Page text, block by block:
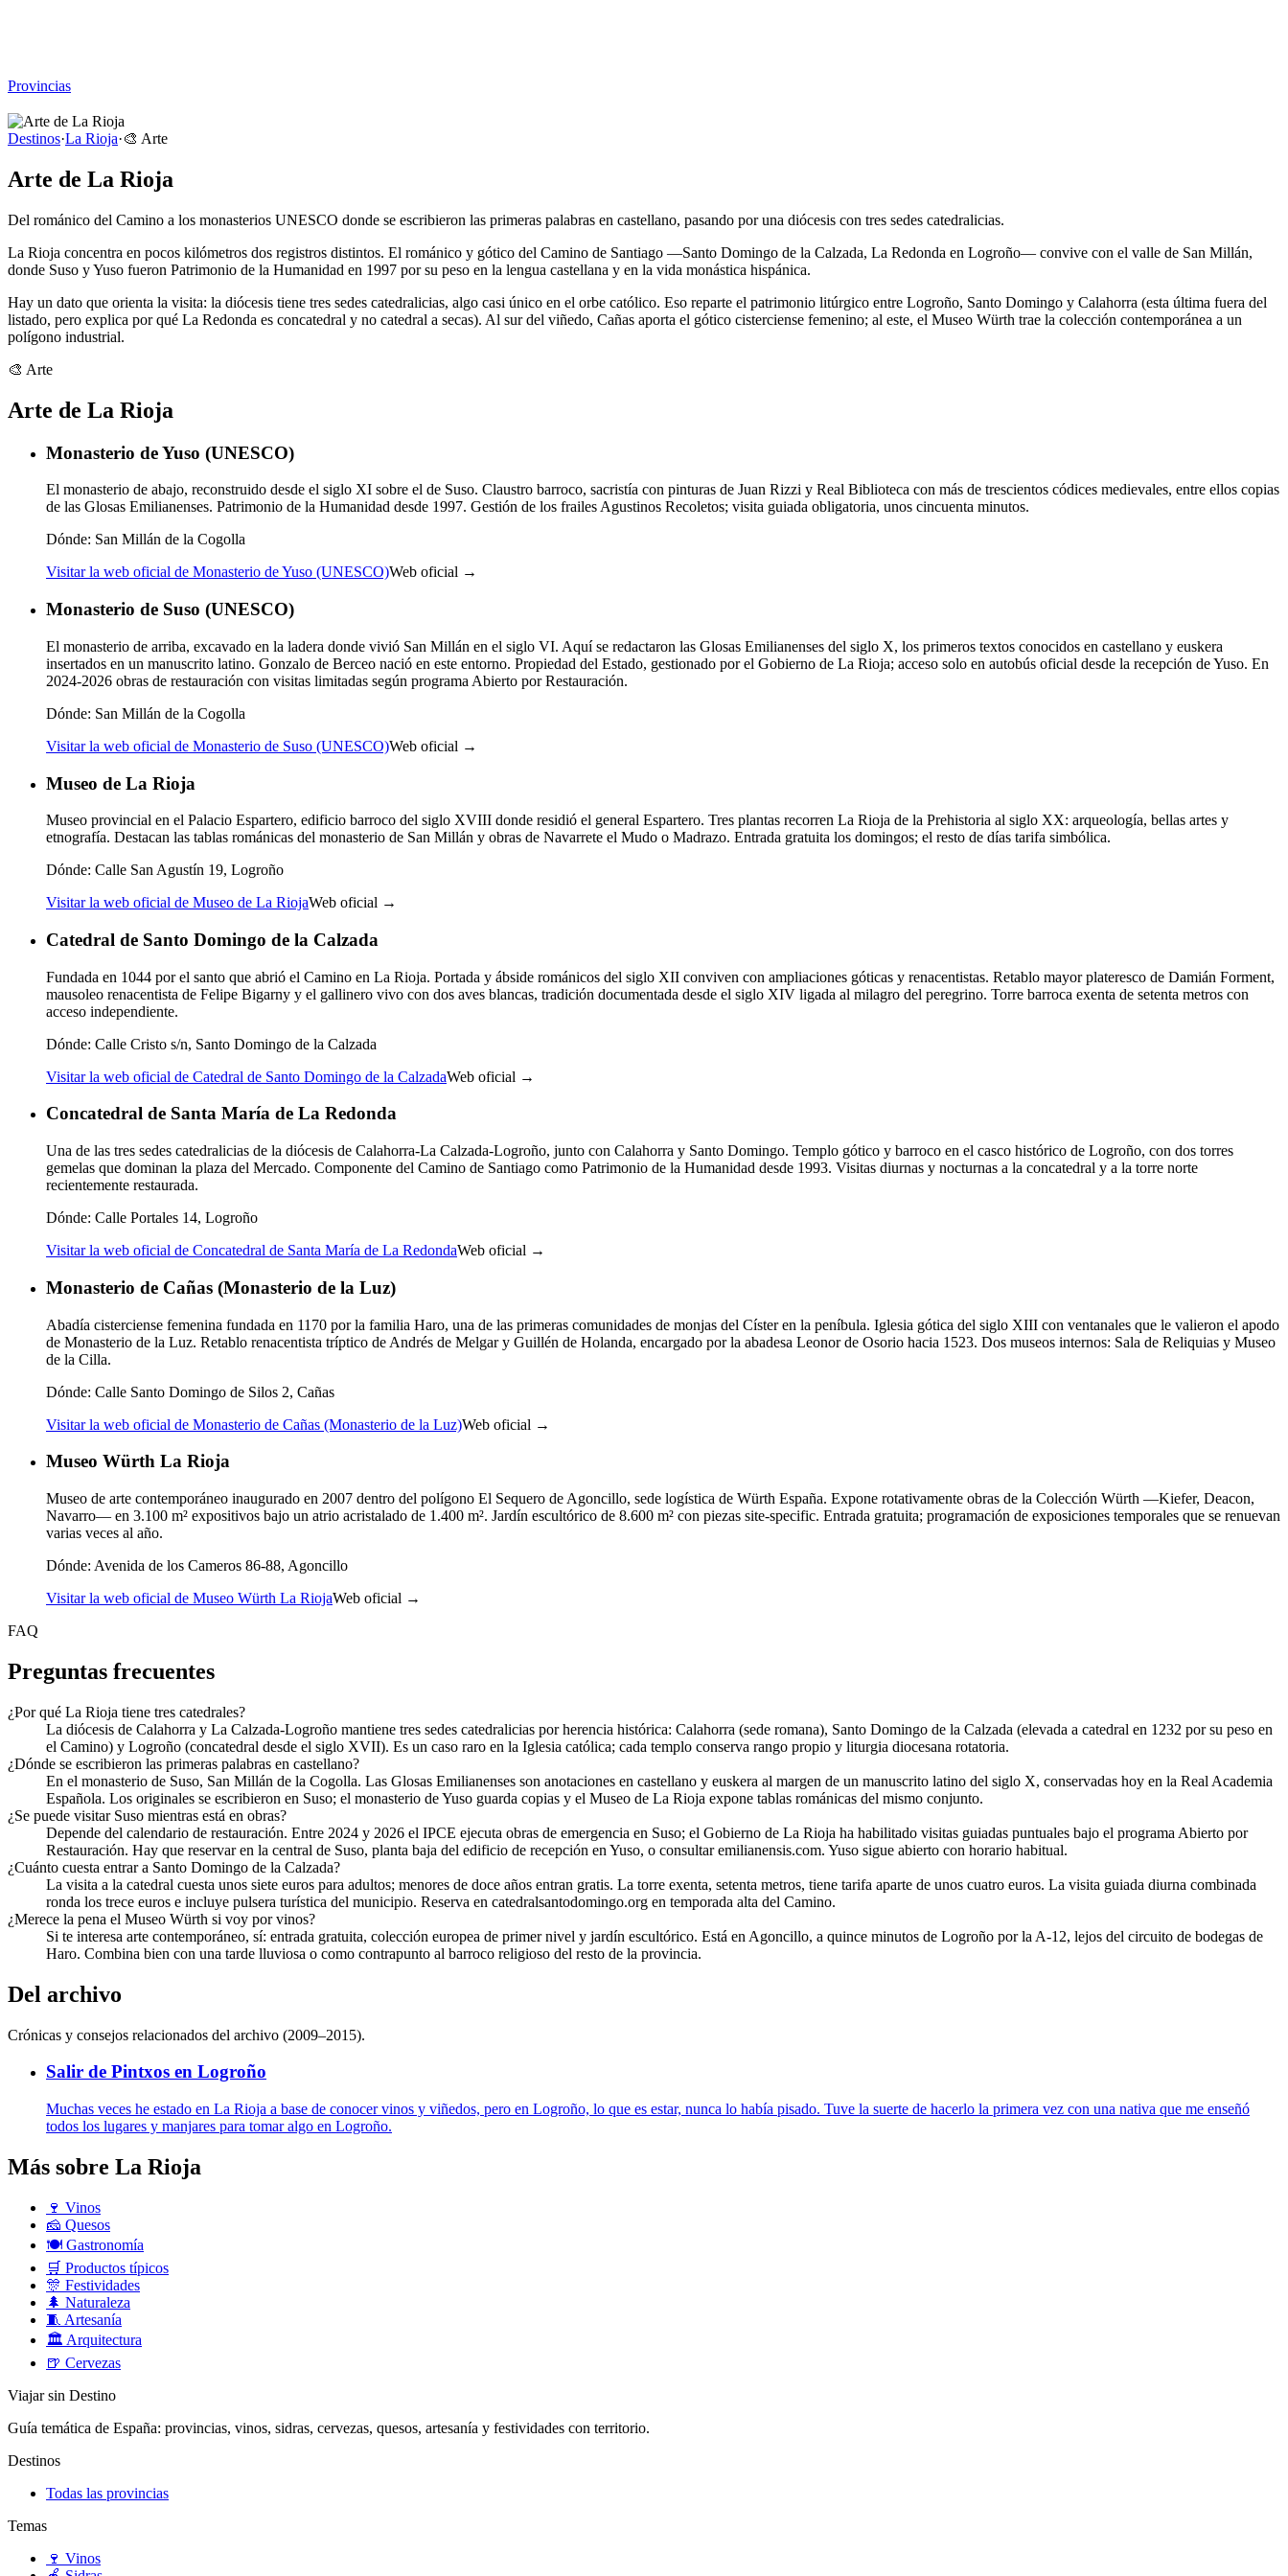
Provincias
Destinos·La Rioja·🎨 Arte
Arte de La Rioja
Del románico del Camino a los monasterios UNESCO donde se escribieron las primeras palabras en castellano, pasando por una diócesis con tres sedes catedralicias.
La Rioja concentra en pocos kilómetros dos registros distintos. El románico y gótico del Camino de Santiago —Santo Domingo de la Calzada, La Redonda en Logroño— convive con el valle de San Millán,
donde Suso y Yuso fueron Patrimonio de la Humanidad en 1997 por su peso en la lengua castellana y en la vida monástica hispánica.
Hay un dato que orienta la visita: la diócesis tiene tres sedes catedralicias, algo casi único en el orbe católico. Eso reparte el patrimonio litúrgico entre Logroño, Santo Domingo y Calahorra (esta última fuera del
listado, pero explica por qué La Redonda es concatedral y no catedral a secas). Al sur del viñedo, Cañas aporta el gótico cisterciense femenino; al este, el Museo Würth trae la colección contemporánea a un
polígono industrial.
🎨 Arte
Arte de La Rioja
Monasterio de Yuso (UNESCO)
El monasterio de abajo, reconstruido desde el siglo XI sobre el de Suso. Claustro barroco, sacristía con pinturas de Juan Rizzi y Real Biblioteca con más de trescientos códices medievales, entre ellos copias
de las Glosas Emilianenses. Patrimonio de la Humanidad desde 1997. Gestión de los frailes Agustinos Recoletos; visita guiada obligatoria, unos cincuenta minutos.
Dónde: San Millán de la Cogolla
Visitar la web oficial de Monasterio de Yuso (UNESCO)Web oficial →
Monasterio de Suso (UNESCO)
El monasterio de arriba, excavado en la ladera donde vivió San Millán en el siglo VI. Aquí se redactaron las Glosas Emilianenses del siglo X, los primeros textos conocidos en castellano y euskera
insertados en un manuscrito latino. Gonzalo de Berceo nació en este entorno. Propiedad del Estado, gestionado por el Gobierno de La Rioja; acceso solo en autobús oficial desde la recepción de Yuso. En
2024-2026 obras de restauración con visitas limitadas según programa Abierto por Restauración.
Dónde: San Millán de la Cogolla
Visitar la web oficial de Monasterio de Suso (UNESCO)Web oficial →
Museo de La Rioja
Museo provincial en el Palacio Espartero, edificio barroco del siglo XVIII donde residió el general Espartero. Tres plantas recorren La Rioja de la Prehistoria al siglo XX: arqueología, bellas artes y
etnografía. Destacan las tablas románicas del monasterio de San Millán y obras de Navarrete el Mudo o Madrazo. Entrada gratuita los domingos; el resto de días tarifa simbólica.
Dónde: Calle San Agustín 19, Logroño
Visitar la web oficial de Museo de La RiojaWeb oficial →
Catedral de Santo Domingo de la Calzada
Fundada en 1044 por el santo que abrió el Camino en La Rioja. Portada y ábside románicos del siglo XII conviven con ampliaciones góticas y renacentistas. Retablo mayor plateresco de Damián Forment,
mausoleo renacentista de Felipe Bigarny y el gallinero vivo con dos aves blancas, tradición documentada desde el siglo XIV ligada al milagro del peregrino. Torre barroca exenta de setenta metros con
acceso independiente.
Dónde: Calle Cristo s/n, Santo Domingo de la Calzada
Visitar la web oficial de Catedral de Santo Domingo de la CalzadaWeb oficial →
Concatedral de Santa María de La Redonda
Una de las tres sedes catedralicias de la diócesis de Calahorra-La Calzada-Logroño, junto con Calahorra y Santo Domingo. Templo gótico y barroco en el casco histórico de Logroño, con dos torres
gemelas que dominan la plaza del Mercado. Componente del Camino de Santiago como Patrimonio de la Humanidad desde 1993. Visitas diurnas y nocturnas a la concatedral y a la torre norte
recientemente restaurada.
Dónde: Calle Portales 14, Logroño
Visitar la web oficial de Concatedral de Santa María de La RedondaWeb oficial →
Monasterio de Cañas (Monasterio de la Luz)
Abadía cisterciense femenina fundada en 1170 por la familia Haro, una de las primeras comunidades de monjas del Císter en la peníbula. Iglesia gótica del siglo XIII con ventanales que le valieron el apodo
de Monasterio de la Luz. Retablo renacentista tríptico de Andrés de Melgar y Guillén de Holanda, encargado por la abadesa Leonor de Osorio hacia 1523. Dos museos internos: Sala de Reliquias y Museo
de la Cilla.
Dónde: Calle Santo Domingo de Silos 2, Cañas
Visitar la web oficial de Monasterio de Cañas (Monasterio de la Luz)Web oficial →
Museo Würth La Rioja
Museo de arte contemporáneo inaugurado en 2007 dentro del polígono El Sequero de Agoncillo, sede logística de Würth España. Expone rotativamente obras de la Colección Würth —Kiefer, Deacon,
Navarro— en 3.100 m² expositivos bajo un atrio acristalado de 1.400 m². Jardín escultórico de 8.600 m² con piezas site-specific. Entrada gratuita; programación de exposiciones temporales que se renuevan
varias veces al año.
Dónde: Avenida de los Cameros 86-88, Agoncillo
Visitar la web oficial de Museo Würth La RiojaWeb oficial →
FAQ
Preguntas frecuentes
¿Por qué La Rioja tiene tres catedrales?
La diócesis de Calahorra y La Calzada-Logroño mantiene tres sedes catedralicias por herencia histórica: Calahorra (sede romana), Santo Domingo de la Calzada (elevada a catedral en 1232 por su peso en
el Camino) y Logroño (concatedral desde el siglo XVII). Es un caso raro en la Iglesia católica; cada templo conserva rango propio y liturgia diocesana rotatoria.
¿Dónde se escribieron las primeras palabras en castellano?
En el monasterio de Suso, San Millán de la Cogolla. Las Glosas Emilianenses son anotaciones en castellano y euskera al margen de un manuscrito latino del siglo X, conservadas hoy en la Real Academia
Española. Los originales se escribieron en Suso; el monasterio de Yuso guarda copias y el Museo de La Rioja expone tablas románicas del mismo conjunto.
¿Se puede visitar Suso mientras está en obras?
Depende del calendario de restauración. Entre 2024 y 2026 el IPCE ejecuta obras de emergencia en Suso; el Gobierno de La Rioja ha habilitado visitas guiadas puntuales bajo el programa Abierto por
Restauración. Hay que reservar en la central de Suso, planta baja del edificio de recepción en Yuso, o consultar emilianensis.com. Yuso sigue abierto con horario habitual.
¿Cuánto cuesta entrar a Santo Domingo de la Calzada?
La visita a la catedral cuesta unos siete euros para adultos; menores de doce años entran gratis. La torre exenta, setenta metros, tiene tarifa aparte de unos cuatro euros. La visita guiada diurna combinada
ronda los trece euros e incluye pulsera turística del municipio. Reserva en catedralsantodomingo.org en temporada alta del Camino.
¿Merece la pena el Museo Würth si voy por vinos?
Si te interesa arte contemporáneo, sí: entrada gratuita, colección europea de primer nivel y jardín escultórico. Está en Agoncillo, a quince minutos de Logroño por la A-12, lejos del circuito de bodegas de
Haro. Combina bien con una tarde lluviosa o como contrapunto al barroco religioso del resto de la provincia.
Del archivo
Crónicas y consejos relacionados del archivo (2009–2015).
Salir de Pintxos en Logroño
Muchas veces he estado en La Rioja a base de conocer vinos y viñedos, pero en Logroño, lo que es estar, nunca lo había pisado. Tuve la suerte de hacerlo la primera vez con una nativa que me enseñó
todos los lugares y manjares para tomar algo en Logroño.
Más sobre La Rioja
🍷 Vinos
🧀 Quesos
🍽️ Gastronomía
🛒 Productos típicos
🎊 Festividades
🌲 Naturaleza
🧵 Artesanía
🏛️ Arquitectura
🍺 Cervezas
Viajar sin Destino
Guía temática de España: provincias, vinos, sidras, cervezas, quesos, artesanía y festividades con territorio.
Destinos
Todas las provincias
Temas
🍷 Vinos